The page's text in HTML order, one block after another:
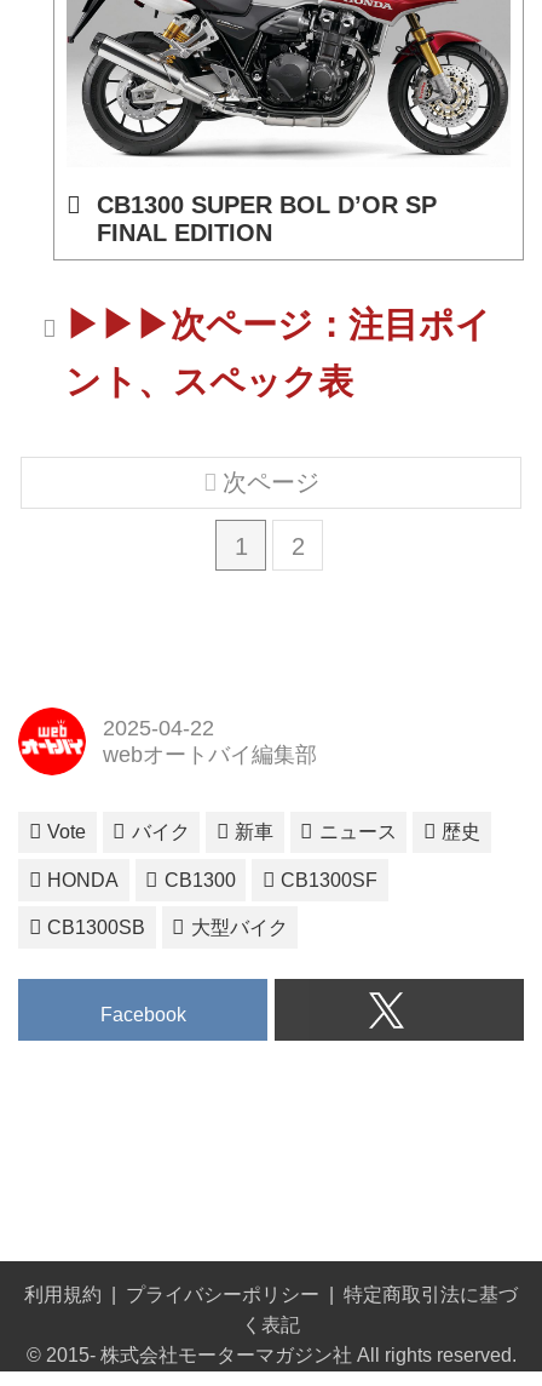
CB1300 SUPER BOL D’OR SP
FINAL EDITION
▶▶▶次ページ：注目ポイ
ント、スペック表
1 2
次ページ
2025-04-22
webオートバイ編集部
Vote バイク 新車 ニュース 歴史
HONDA CB1300 CB1300SF
CB1300SB 大型バイク
Facebook
利用規約 プライバシーポリシー
特定商取引法に基づ
く表記
© 2015- 株式会社モーターマガジン社 All rights reserved.